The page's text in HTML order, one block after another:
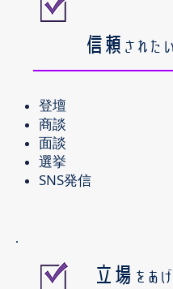
​立場 をあ
​信頼 されたい
登壇
商談
面談
選挙
SNS発信